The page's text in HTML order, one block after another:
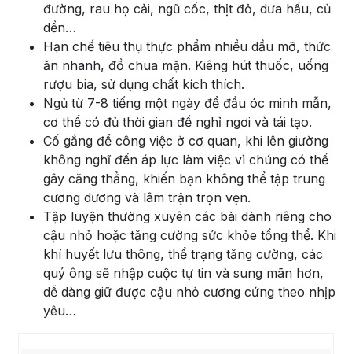
đường, rau họ cải, ngũ cốc, thịt đỏ, dưa hấu, củ
dền…
Hạn chế tiêu thụ thực phẩm nhiều dầu mỡ, thức
ăn nhanh, đồ chua mặn. Kiêng hút thuốc, uống
rượu bia, sử dụng chất kích thích.
Ngủ từ 7-8 tiếng một ngày để đầu óc minh mẫn,
cơ thể có đủ thời gian để nghỉ ngơi và tái tạo.
Cố gắng để công việc ở cơ quan, khi lên giường
không nghĩ đến áp lực làm việc vì chúng có thể
gây căng thẳng, khiến bạn không thể tập trung
cương dương và lâm trận trọn vẹn.
Tập luyện thường xuyên các bài dành riêng cho
cậu nhỏ hoặc tăng cường sức khỏe tổng thể. Khi
khí huyết lưu thông, thể trạng tăng cường, các
quý ông sẽ nhập cuộc tự tin và sung mãn hơn,
dễ dàng giữ được cậu nhỏ cương cứng theo nhịp
yêu…